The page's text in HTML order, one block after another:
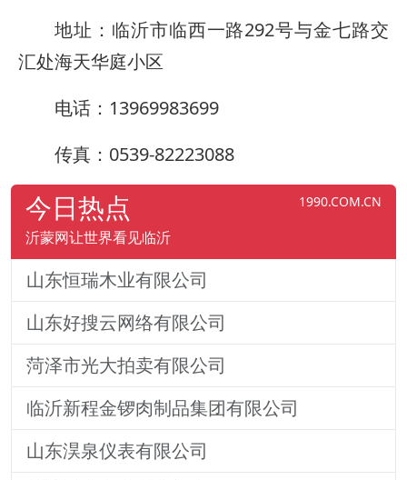
地址：临沂市临西一路292号与金七路交
汇处海天华庭小区
电话：13969983699
传真：0539-82223088
今日热点 1990.COM.CN
沂蒙网让世界看见临沂
山东恒瑞木业有限公司
山东好搜云网络有限公司
菏泽市光大拍卖有限公司
临沂新程金锣肉制品集团有限公司
山东淏泉仪表有限公司